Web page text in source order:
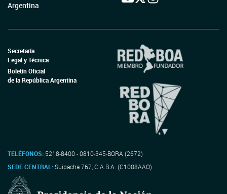
Argentina
Secretaría
Legal y Técnica
Boletín Oficial
de la República Argentina
TELÉFONOS: 5218-8400 - 0810-345-BORA (2672)
SEDE CENTRAL:Suipacha 767, C.A.B.A. (C1008AAO)